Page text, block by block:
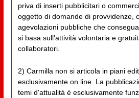
priva di inserti pubblicitari o
oggetto di domande di provvidenze,
agevolazioni pubbliche che
si basa sull'attività volontaria e
collaboratori.
2) Carmilla non si articola in piani
esclusivamente on line. La
temi d'attualità è esclusivamente